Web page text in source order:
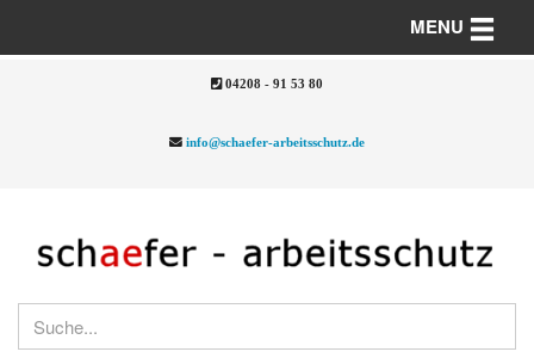
04208 - 91 53 80
info@schaefer-arbeitsschutz.de
MENU Toggle